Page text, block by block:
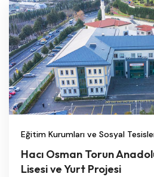
Eğitim Kurumları ve Sosyal
Hacı Osman Torun
Lisesi ve Yurt Projesi